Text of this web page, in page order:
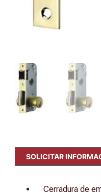
SOLICITAR
Cerradura de